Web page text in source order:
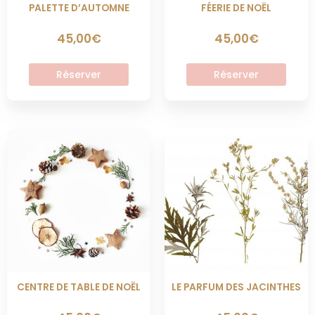
PALETTE D’AUTOMNE
45,00€
Réserver
sur
page
produit
FÉERIE DE NOËL
45,00€
Réserver
sur
page
produit
CENTRE DE TABLE DE NOËL
produit
plusieurs
peuvent
être
sur
page
LE PARFUM DES JACINTHES
produit
a
plusieurs
variations.
Les
options
peuvent
être
sur
page